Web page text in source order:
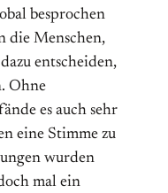
besprochen
die Menschen,
entscheiden,
Ohne
es auch sehr
eine Stimme zu
wurden
mal ein